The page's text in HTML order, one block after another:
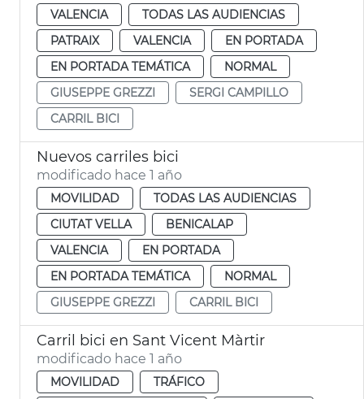
VALENCIA
TODAS LAS AUDIENCIAS
PATRAIX
VALENCIA
EN PORTADA
EN PORTADA TEMÁTICA
NORMAL
GIUSEPPE GREZZI
SERGI CAMPILLO
CARRIL BICI
Nuevos carriles bici
modificado hace 1 año
MOVILIDAD
TODAS LAS AUDIENCIAS
CIUTAT VELLA
BENICALAP
VALENCIA
EN PORTADA
EN PORTADA TEMÁTICA
NORMAL
GIUSEPPE GREZZI
CARRIL BICI
Carril bici en Sant Vicent Màrtir
modificado hace 1 año
MOVILIDAD
TRÁFICO